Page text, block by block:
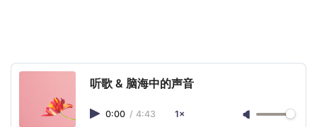
听歌 & 脑海中的声音
0:00 / 4:43 1×